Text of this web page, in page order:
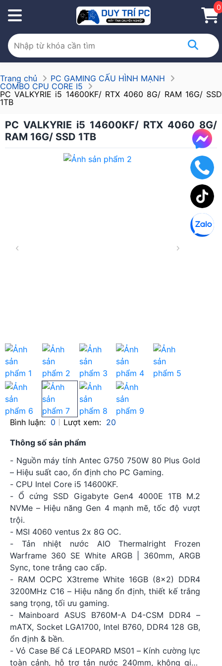
0
Trang chủ
PC GAMING CẤU HÌNH MẠNH
COMBO CPU CORE I5
PC VALKYRIE i5 14600KF/ RTX 4060 8G/ RAM 16G/ SSD
1TB
PC VALKYRIE i5 14600KF/ RTX 4060 8G/
RAM 16G/ SSD 1TB
Bình luận: 0 Lượt xem: 20
Thông số sản phẩm
- Nguồn máy tính Antec G750 750W 80 Plus Gold
– Hiệu suất cao, ổn định cho PC Gaming.
- CPU Intel Core i5 14600KF.
- Ổ cứng SSD Gigabyte Gen4 4000E 1TB M.2
NVMe – Hiệu năng Gen 4 mạnh mẽ, tốc độ vượt
trội.
- MSI 4060 ventus 2x 8G OC.
- Tản nhiệt nước AIO Thermalright Frozen
Warframe 360 SE White ARGB | 360mm, ARGB
Sync, tone trắng cao cấp.
- RAM OCPC X3treme White 16GB (8×2) DDR4
3200MHz C16 – Hiệu năng ổn định, thiết kế trắng
sang trọng, tối ưu gaming.
- Mainboard ASUS B760M-A D4-CSM DDR4 –
mATX, Socket LGA1700, Intel B760, DDR4 128 GB,
ổn định & bền.
- Vỏ Case Bể Cá LEOPARD MS01 – Kính cường lực
toàn cảnh, hỗ trợ tản nước 240mm, không gian